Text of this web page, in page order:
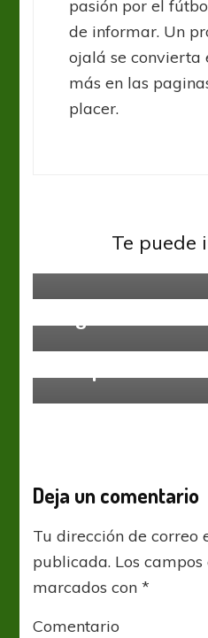
pasión por el
de informar. Un
ojalá se convierta
más en las
placer.
Te puede
Deja un comentario
Tu dirección de correo
publicada. Los
marcados con*
Comentario